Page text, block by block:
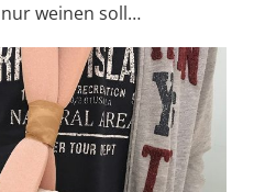
weinen soll…